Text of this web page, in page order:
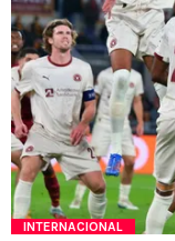
INTERNACIONAL